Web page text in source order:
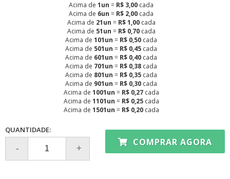
Acima de 1un = R$ 3,00 cada
Acima de 6un = R$ 2,00 cada
Acima de 21un = R$ 1,00 cada
Acima de 51un = R$ 0,70 cada
Acima de 101un = R$ 0,50 cada
Acima de 501un = R$ 0,45 cada
Acima de 601un = R$ 0,40 cada
Acima de 701un = R$ 0,38 cada
Acima de 801un = R$ 0,35 cada
Acima de 901un = R$ 0,30 cada
Acima de 1001un = R$ 0,27 cada
Acima de 1101un = R$ 0,25 cada
Acima de 1501un = R$ 0,20 cada
QUANTIDADE:
COMPRAR AGORA